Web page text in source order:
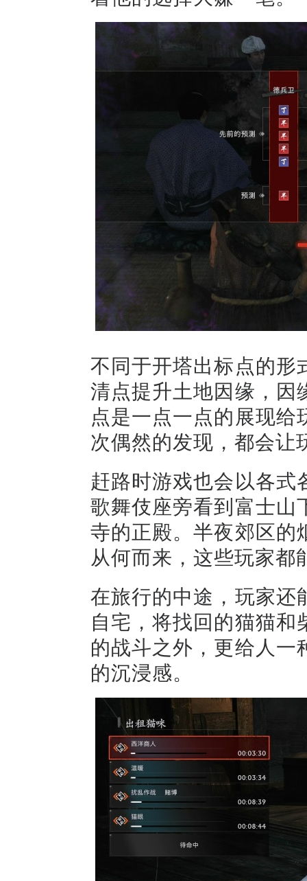
不同于开塔出标点的
清点提升土地因缘，
点是一点一点的展现
次偶然的发现，都会让
赶路时游戏也会以各
歌舞伎座旁看到富士
寺的正殿。半夜郊区
从何而来，这些玩家
在旅行的中途，玩家
自宅，将找回的猫猫
的战斗之外，更给人
的沉浸感。